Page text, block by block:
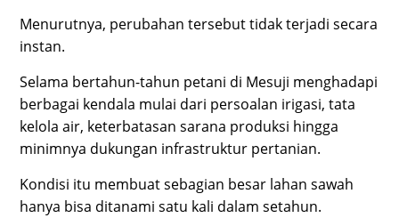
Menurutnya, perubahan tersebut tidak terjadi secara
instan.
Selama bertahun-tahun petani di Mesuji menghadapi
berbagai kendala mulai dari persoalan irigasi, tata
kelola air, keterbatasan sarana produksi hingga
minimnya dukungan infrastruktur pertanian.
Kondisi itu membuat sebagian besar lahan sawah
hanya bisa ditanami satu kali dalam setahun.